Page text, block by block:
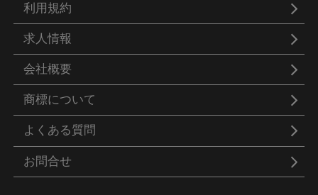
利用規約
求人情報
会社概要
商標について
よくある質問
お問合せ